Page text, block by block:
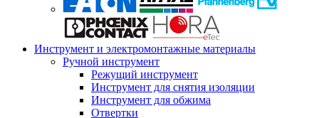
Инструмент и электромонтажные материалы
Ручной инструмент
Режущий инструмент
Инструмент для снятия изоляции
Инструмент для обжима
Отвертки